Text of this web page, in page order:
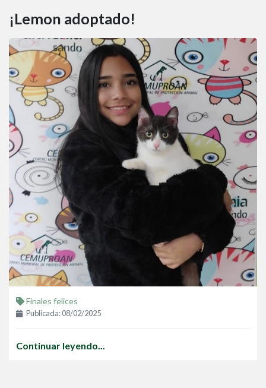
¡Lemon adoptado!
Finales felices
Publicada: 08/02/2025
Continuar leyendo...